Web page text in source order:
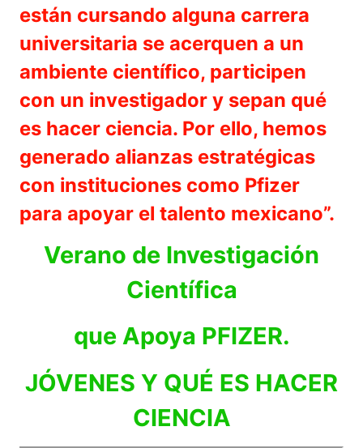
están cursando alguna carrera
universitaria se acerquen a un
ambiente científico, participen
con un investigador y sepan qué
es hacer ciencia. Por ello, hemos
generado alianzas estratégicas
con instituciones como Pfizer
para apoyar el talento mexicano”.
Verano de Investigación
Científica
que Apoya PFIZER.
JÓVENES Y QUÉ ES HACER
CIENCIA